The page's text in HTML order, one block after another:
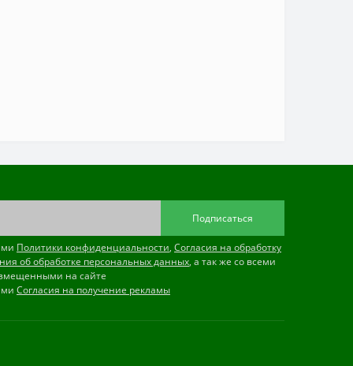
Подписаться
Политики конфиденциальности, Согласия на обработку
об обработке персональных данных, а так же со всеми
на сайте
Согласия на получение рекламы